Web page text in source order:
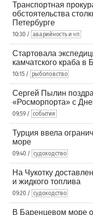
Транспортная
обстоятельства
Петербурге
10:30 / аварийность и чп
Стартовала
камчатского краба
10:15 / рыболовство
Сергей Пылин
«Росморпорта» с
09:59 / события
Турция ввела
море
09:40 / судоходство
На Чукотку
и жидкого топлива
09:20 / судоходство
В Баренцевом море